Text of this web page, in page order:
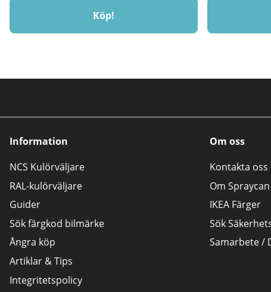
Köp!
Information
NCS Kulörväljare
RAL-kulörväljare
Guider
Sök färgkod bilmärke
Ångra köp
Artiklar & Tips
Integritetspolicy
Om oss
Kontakta oss
Om Spraycan
IKEA Färger
Sök
Samarbete /